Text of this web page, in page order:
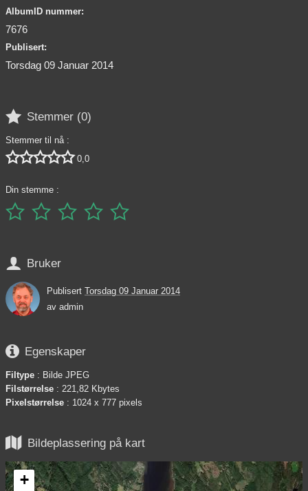
AlbumID nummer:
7676
Publisert:
Torsdag 09 Januar 2014
 Stemmer (0)
Stemmer til nå :
 0,0
Din stemme :
    
 Bruker
Publisert Torsdag 09 Januar 2014
av admin
 Egenskaper
Filtype : Bilde JPEG
Filstørrelse : 221,82 Kbytes
Pixelstørrelse : 1024 x 777 pixels
 Bildeplassering på kart
+